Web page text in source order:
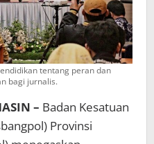
tentang peran dan
bagi jurnalis.
– Badan Kesatuan
Provinsi